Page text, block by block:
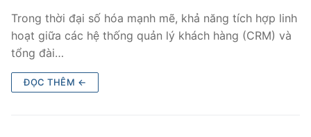
Trong thời đại số hóa mạnh mẽ, khả năng tích hợp linh
hoạt giữa các hệ thống quản lý khách hàng (CRM) và
tổng đài…
ĐỌC THÊM ←